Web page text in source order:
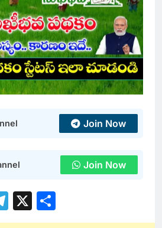
Join Now
Join Now
Telegram
X